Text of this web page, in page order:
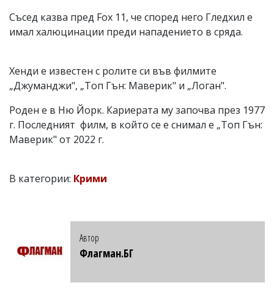
Съсед казва пред Fox 11, че според него Гледхил е
имал халюцинации преди нападението в сряда.
Хенди e известен с ролите си във филмите
„Джуманджи", „Топ Гън: Маверик" и „Логан".
Роден е в Ню Йорк. Кариерата му започва през 1977
г. Последният филм, в който се е снимал е „Топ Гън:
Маверик" от 2022 г.
В категории: Крими
Автор
Флагман.БГ